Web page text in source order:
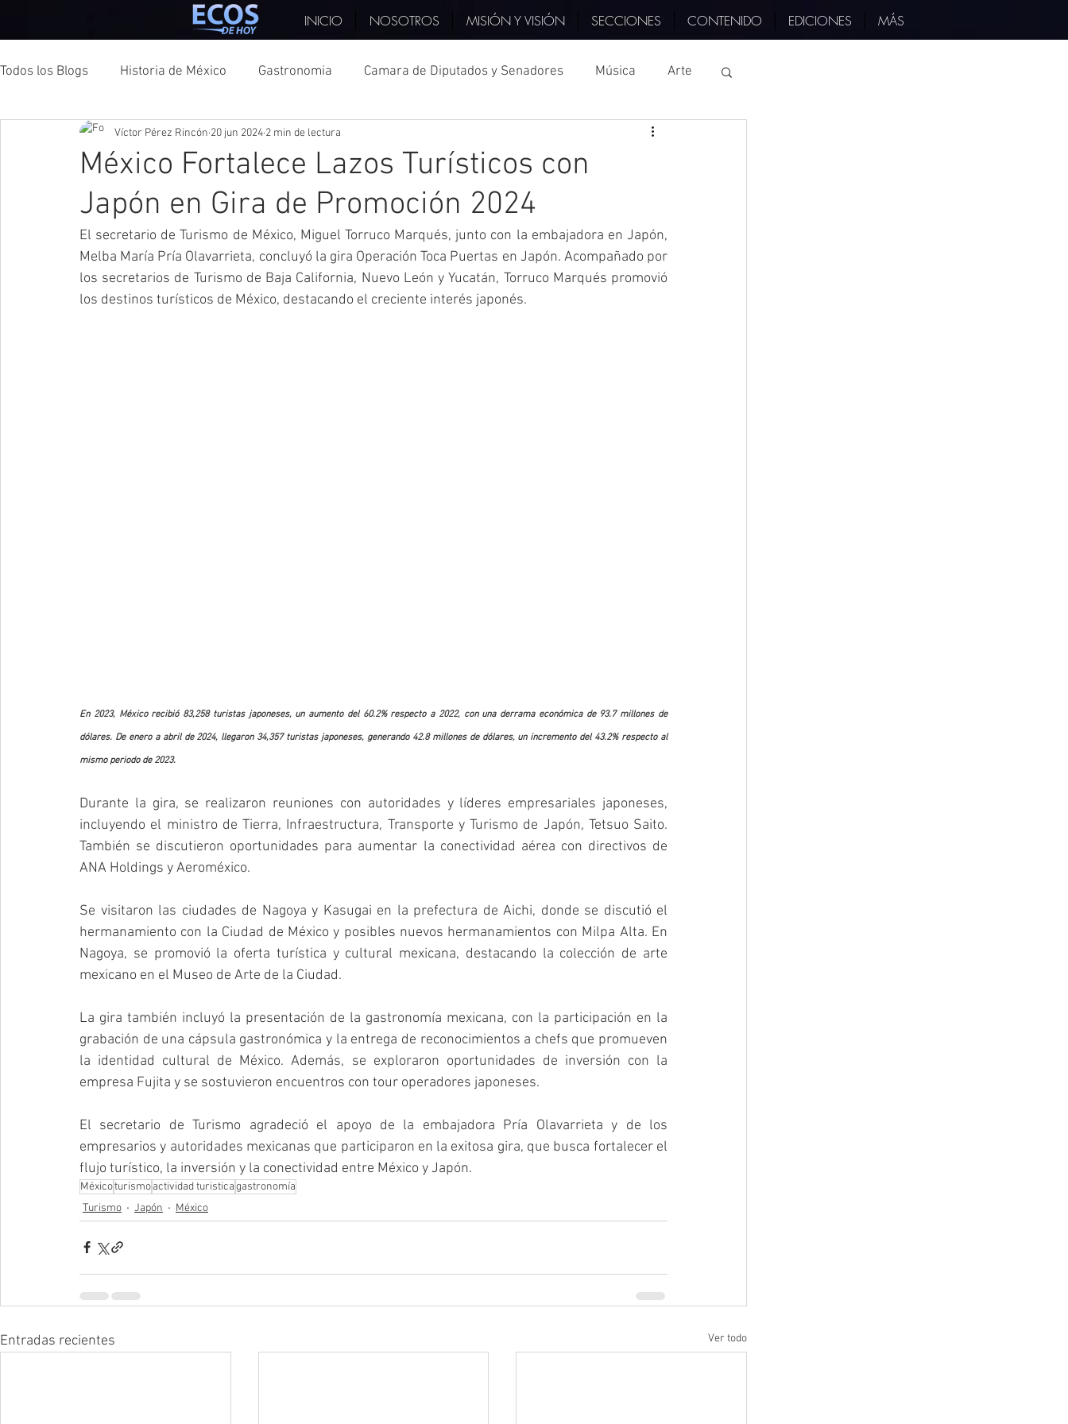
INICIO NOSOTROS MISIÓN Y VISIÓN SECCIONES CONTENIDO EDICIONES MÁS
Todos los Blogs Historia de México Gastronomia Camara de Diputados y Senadores Música Arte
Moda Turismo CDMX Texas
Deportes Turismo Sostenible Elecciones Japón Cultura
Veracruz Tlaxcala Nayarit Edo Mex China COPARMEX Monterrey
México Fortalece Lazos Turísticos con
Japón en Gira de Promoción 2024
Víctor Pérez Rincón 20 jun 2024 2 min de lectura
El secretario de Turismo de México, Miguel Torruco Marqués, junto con la embajadora en Japón,
Melba María Pría Olavarrieta, concluyó la gira Operación Toca Puertas en Japón. Acompañado por
los secretarios de Turismo de Baja California, Nuevo León y Yucatán, Torruco Marqués promovió
los destinos turísticos de México, destacando el creciente interés japonés.
En 2023, México recibió 83,258 turistas japoneses, un aumento del 60.2% respecto a 2022, con una derrama económica de 93.7 millones de
dólares. De enero a abril de 2024, llegaron 34,357 turistas japoneses, generando 42.8 millones de dólares, un incremento del 43.2% respecto al
mismo periodo de 2023.
Durante la gira, se realizaron reuniones con autoridades y líderes empresariales japoneses,
incluyendo el ministro de Tierra, Infraestructura, Transporte y Turismo de Japón, Tetsuo Saito.
También se discutieron oportunidades para aumentar la conectividad aérea con directivos de
ANA Holdings y Aeroméxico.
Se visitaron las ciudades de Nagoya y Kasugai en la prefectura de Aichi, donde se discutió el
hermanamiento con la Ciudad de México y posibles nuevos hermanamientos con Milpa Alta. En
Nagoya, se promovió la oferta turística y cultural mexicana, destacando la colección de arte
mexicano en el Museo de Arte de la Ciudad.
La gira también incluyó la presentación de la gastronomía mexicana, con la participación en la
grabación de una cápsula gastronómica y la entrega de reconocimientos a chefs que promueven
la identidad cultural de México. Además, se exploraron oportunidades de inversión con la
empresa Fujita y se sostuvieron encuentros con tour operadores japoneses.
El secretario de Turismo agradeció el apoyo de la embajadora Pría Olavarrieta y de los
empresarios y autoridades mexicanas que participaron en la exitosa gira, que busca fortalecer el
flujo turístico, la inversión y la conectividad entre México y Japón.
Méxicoturismoactividad turisticagastronomía
Turismo
Japón México
Entradas recientes Ver todo